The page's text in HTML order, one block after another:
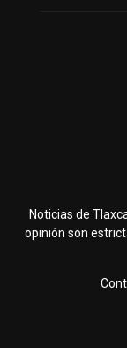
Noticias de
opinión son